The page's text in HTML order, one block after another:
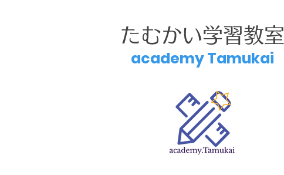
たむかい学習教室
academy Tamukai